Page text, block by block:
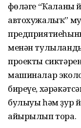
Өфөләге
автохужалыҡ”
менән
проекты
машиналар
биреүе,
булыуы һәм ҙур
айырылып тора.